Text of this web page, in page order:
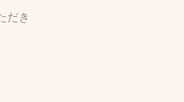
だき